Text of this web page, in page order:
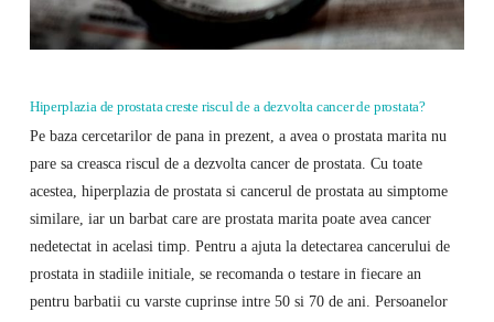
Hiperplazia de prostata creste riscul de a dezvolta cancer de prostata?
Pe baza cercetarilor de pana in prezent, a avea o prostata marita nu
pare sa creasca riscul de a dezvolta cancer de prostata. Cu toate
acestea, hiperplazia de prostata si cancerul de prostata au simptome
similare, iar un barbat care are prostata marita poate avea cancer
nedetectat in acelasi timp. Pentru a ajuta la detectarea cancerului de
prostata in stadiile initiale, se recomanda o testare in fiecare an
pentru barbatii cu varste cuprinse intre 50 si 70 de ani. Persoanelor